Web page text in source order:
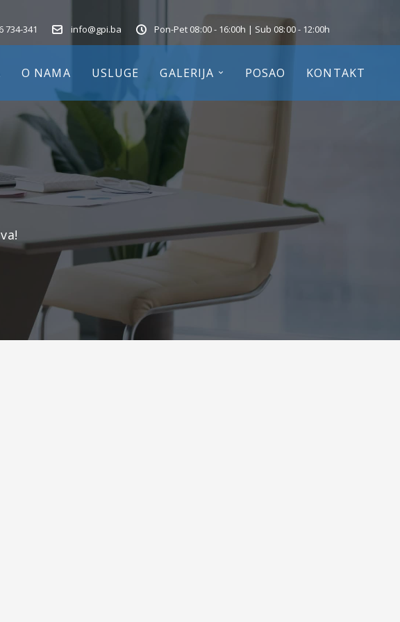
734-341 info@gpi.ba Pon-Pet 08:00 - 16:00h | Sub 08:00 - 12:00h
O NAMA USLUGE GALERIJA POSAO KONTAKT